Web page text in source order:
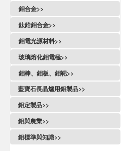
鉬合金>>
鈦鋯鉬合金>>
鉬電光源材料>>
玻璃熔化鉬電極>>
鉬棒、鉬板、鉬靶>>
藍寶石長晶爐用鉬製品>>
鉬定製品>>
鉬與農業>>
鉬標準與知識>>